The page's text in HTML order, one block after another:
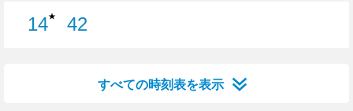
14★
42
すべての時刻表を表示